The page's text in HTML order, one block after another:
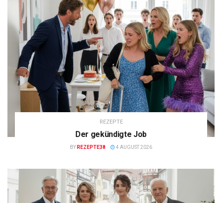
REZEPTE
Der gekündigte Job
BY REZEPTE38 4 AUGUST 2026